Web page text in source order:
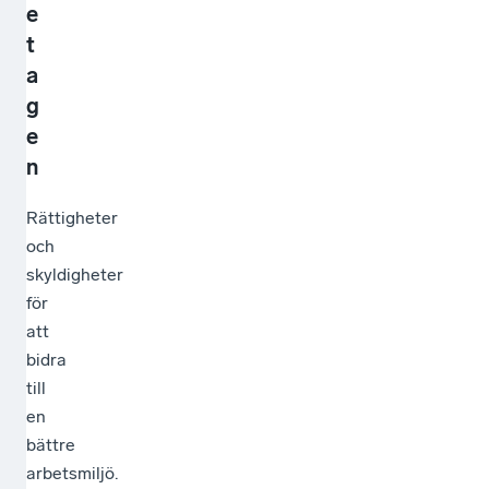
e
t
a
g
e
n
Rättigheter
och
skyldigheter
för
att
bidra
till
en
bättre
arbetsmiljö.